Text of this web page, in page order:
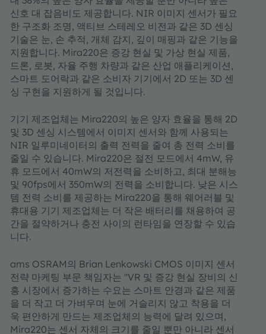
신호 대 잡음비도 제공합니다. NIR 이미지 센서가 필요
한 구조화 조명, 액티브 스테레오 비전과 같은 3D 센싱
기술은 눈, 손 추적, 개체 감지, 깊이 매핑과 같은 기능을
지원합니다. Mira220은 증강 현실 및 가상 현실 제품,
드론, 로봇, 자율 주행 차량과 같은 산업 애플리케이션,
스마트 도어락과 같은 소비자 기기에서 2D 또는 3D 센
싱 구현을 지원하게 될 것입니다.
기기 제조업체는 Mira220의 높은 양자 효율을 통해 2D
및 3D 센싱 시스템에서 이미지 센서와 함께 사용되는
NIR 일루미네이터의 출력 전력을 줄여 총 전력 소비를
줄일 수 있습니다. Mira220은 절전 모드에서 4mW, 유
휴 모드에서 40mW의 저전력을 소비하고, 최대 분해능
및 90fps에서 350mW의 전력을 소비합니다. 낮은 시스
템 전력 소비를 제공하는 Mira220을 통해 웨어러블 및
휴대용 기기 제조업체는 더 작은 배터리를 채용하여 공
간을 절약하거나 충전 사이의 런타임을 연장할 수 있습
니다.
ams OSRAM의 Brian Lenkowski CMOS 이미지 센서
전략 마케팅 부문 책임자는 "VR 및 증강 현실 장비의 신
흥 시장에서 증가하는 수요는 스마트 안경과 같은 제품
을 더 작고 더 가벼우며 눈에 거슬리지 않고 착용을 더
욱 편안하게 만드는 제조업체의 능력에 달려 있으며,
Mira220는 센서 자체의 크기를 줄일 뿐만 아니라 센서